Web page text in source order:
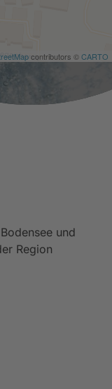
contributors ©CARTO
Bodensee